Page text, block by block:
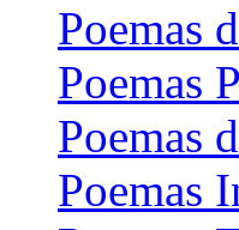
Poemas
Poemas
Poemas
Poemas